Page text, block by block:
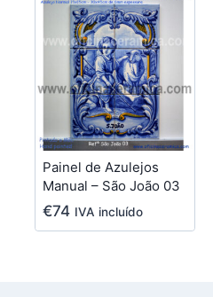
Painel de Azulejos
Manual – São João 03
€74 IVA incluído